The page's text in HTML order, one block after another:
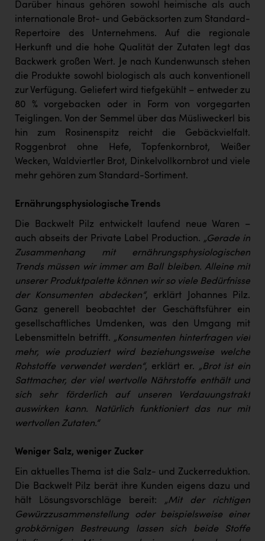
TCL
TGW Logistics
TRAILOMAT & Cycling Austria
VERITAS
Vier Diamanten
Vorlagenportal
Wir besiegen Krebs
Wirtschaftskammer OÖ
ZULuft - Zukunft Luft Austria
Österreichisches Hebammengremium
Wirtschaftskammer OÖ Energiehandel
Dopgas
kunden basics
kontakt
Darüber hinaus gehören sowohl heimische als auch
internationale Brot- und Gebäcksorten zum Standard-
Repertoire des Unternehmens. Auf die regionale
Herkunft und die hohe Qualität der Zutaten legt das
Backwerk großen Wert. Je nach Kundenwunsch stehen
die Produkte sowohl biologisch als auch konventionell
zur Verfügung. Geliefert wird tiefgekühlt – entweder zu
80 % vorgebacken oder in Form von vorgegarten
Teiglingen. Von der Semmel über das Müsliweckerl bis
hin zum Rosinenspitz reicht die Gebäckvielfalt.
Roggenbrot ohne Hefe, Topfenkornbrot, Weißer
Wecken, Waldviertler Brot, Dinkelvollkornbrot und viele
mehr gehören zum Standard-Sortiment.
Ernährungsphysiologische Trends
Die Backwelt Pilz entwickelt laufend neue Waren –
auch abseits der Private Label Production. „Gerade in
Zusammenhang mit ernährungsphysiologischen
Trends müssen wir immer am Ball bleiben. Alleine mit
unserer Produktpalette können wir so viele Bedürfnisse
der Konsumenten abdecken“, erklärt Johannes Pilz.
Ganz generell beobachtet der Geschäftsführer ein
gesellschaftliches Umdenken, was den Umgang mit
Lebensmitteln betrifft. „Konsumenten hinterfragen viel
mehr, wie produziert wird beziehungsweise welche
Rohstoffe verwendet werden“, erklärt er. „Brot ist ein
Sattmacher, der viel wertvolle Nährstoffe enthält und
sich sehr förderlich auf unseren Verdauungstrakt
auswirken kann. Natürlich funktioniert das nur mit
wertvollen Zutaten.“
Weniger Salz, weniger Zucker
Ein aktuelles Thema ist die Salz- und Zuckerreduktion.
Die Backwelt Pilz berät ihre Kunden eigens dazu und
hält Lösungsvorschläge bereit: „Mit der richtigen
Gewürzzusammenstellung oder beispielsweise einer
grobkörnigen Bestreuung lassen sich beide Stoffe